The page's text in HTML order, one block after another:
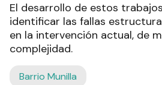
El desarrollo de estos
identificar las fallas
en la intervención actual, de
complejidad.
Barrio Munilla